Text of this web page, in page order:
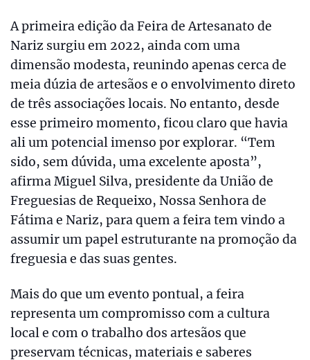
A primeira edição da Feira de Artesanato de
Nariz surgiu em 2022, ainda com uma
dimensão modesta, reunindo apenas cerca de
meia dúzia de artesãos e o envolvimento direto
de três associações locais. No entanto, desde
esse primeiro momento, ficou claro que havia
ali um potencial imenso por explorar. “Tem
sido, sem dúvida, uma excelente aposta”,
afirma Miguel Silva, presidente da União de
Freguesias de Requeixo, Nossa Senhora de
Fátima e Nariz, para quem a feira tem vindo a
assumir um papel estruturante na promoção da
freguesia e das suas gentes.
Mais do que um evento pontual, a feira
representa um compromisso com a cultura
local e com o trabalho dos artesãos que
preservam técnicas, materiais e saberes